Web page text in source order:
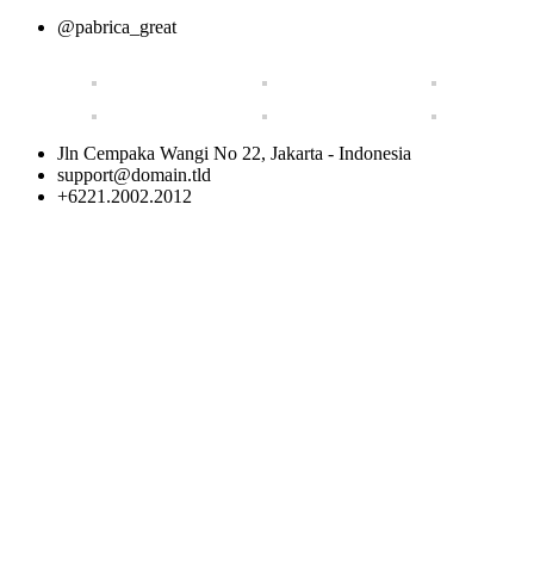
@pabrica_great
Jln Cempaka Wangi No 22, Jakarta - Indonesia
support@domain.tld
+6221.2002.2012